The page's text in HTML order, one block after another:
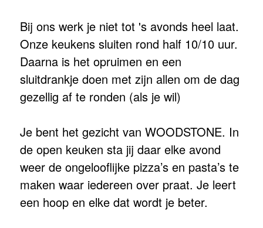
Bij ons werk je niet tot 's avonds heel laat.
Onze keukens sluiten rond half 10/10 uur.
Daarna is het opruimen en een
sluitdrankje doen met zijn allen om de dag
gezellig af te ronden (als je wil)
Je bent het gezicht van WOODSTONE. In
de open keuken sta jij daar elke avond
weer de ongelooflijke pizza’s en pasta’s te
maken waar iedereen over praat. Je leert
een hoop en elke dat wordt je beter.